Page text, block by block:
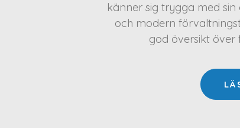
känner sig trygga med
och modern
god översikt över